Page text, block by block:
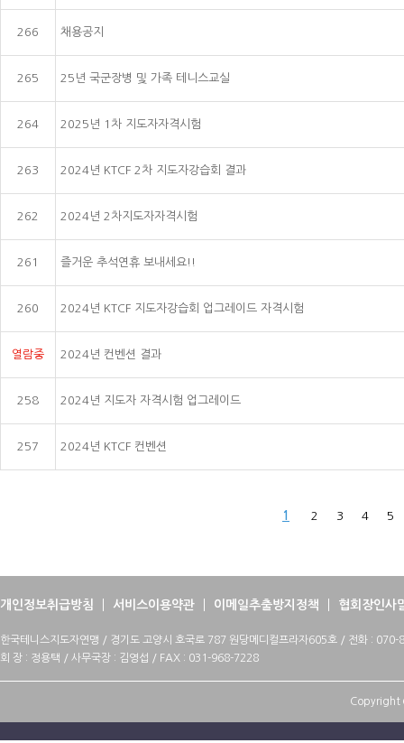
266 채용공지
265 25년 국군장병 및 가족 테니스교실
264 2025년 1차 지도자자격시험
263 2024년 KTCF 2차 지도자강습회 결과
262 2024년 2차지도자자격시험
261 즐거운 추석연휴 보내세요!!
260 2024년 KTCF 지도자강습회 업그레이드 자격시험
열람중 2024년 컨벤션 결과
258 2024년 지도자 자격시험 업그레이드
257 2024년 KTCF 컨벤션
1 2 3 4 5
개인정보취급방침 서비스이용약관 이메일추출방지정책 협회장인사
한국테니스지도자연맹 / 경기도 고양시 호국로 787 원당메디컬프라자605호 / 전화 :
회 장 : 정용택 / 사무국장 : 김영섭 / FAX : 031-968-7228